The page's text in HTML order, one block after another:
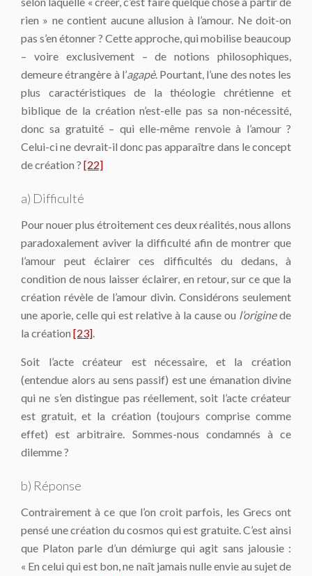
rien » ne contient aucune allusion à l’amour. Ne doit-on
pas s’en étonner ? Cette approche, qui mobilise beaucoup
– voire exclusivement – de notions philosophiques,
demeure étrangère à l’agapè. Pourtant, l’une des notes les
plus caractéristiques de la théologie chrétienne et
biblique de la création n’est-elle pas sa non-nécessité,
donc sa gratuité – qui elle-même renvoie à l’amour ?
Celui-ci ne devrait-il donc pas apparaître dans le concept
de création ? [22]
a) Difficulté
Pour nouer plus étroitement ces deux réalités, nous allons
paradoxalement aviver la difficulté afin de montrer que
l’amour peut éclairer ces difficultés du dedans, à
condition de nous laisser éclairer, en retour, sur ce que la
création révèle de l’amour divin. Considérons seulement
une aporie, celle qui est relative à la cause ou l’originede
la création [23].
Soit l’acte créateur est nécessaire, et la création
(entendue alors au sens passif) est une émanation divine
qui ne s’en distingue pas réellement, soit l’acte créateur
est gratuit, et la création (toujours comprise comme
effet) est arbitraire. Sommes-nous condamnés à ce
dilemme ?
b) Réponse
Contrairement à ce que l’on croit parfois, les Grecs ont
pensé une création du cosmos qui est gratuite. C’est ainsi
que Platon parle d’un démiurge qui agit sans jalousie :
« En celui qui est bon, ne naît jamais nulle envie au sujet de